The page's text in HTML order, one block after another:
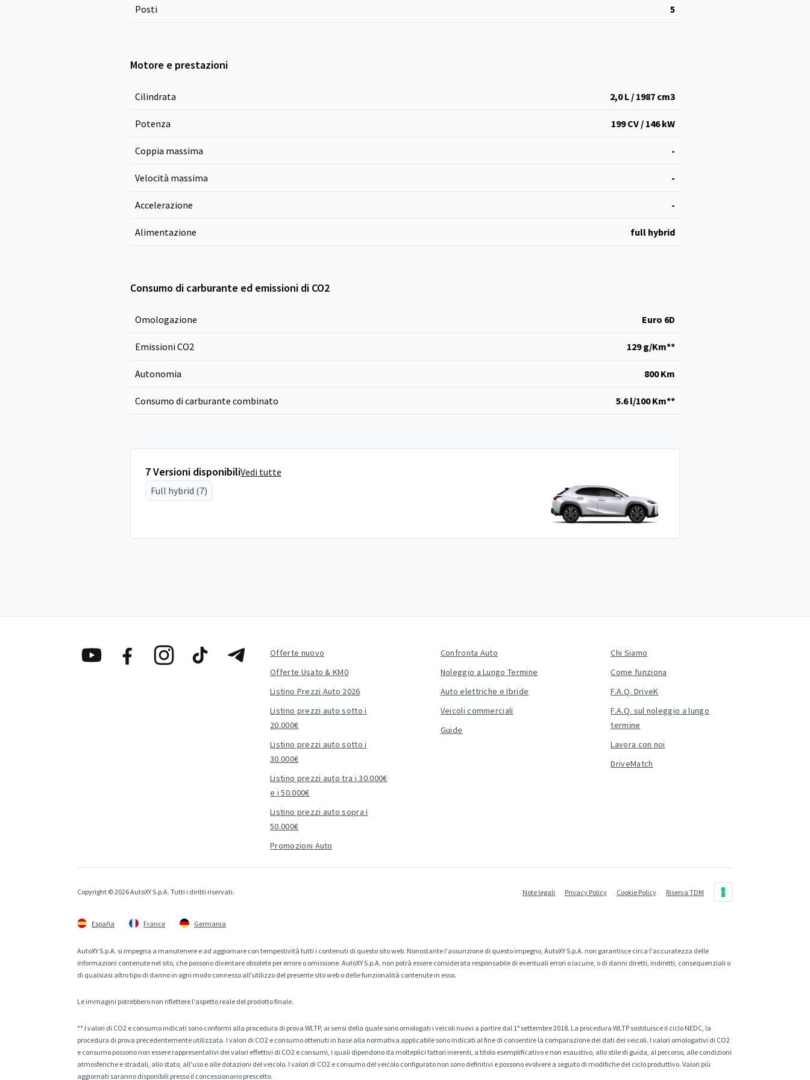
Posti 5
Motore e prestazioni
Cilindrata 2,0 L / 1987 cm3
Potenza 199 CV / 146 kW
Coppia massima -
Velocità massima -
Accelerazione -
Alimentazione full hybrid
Consumo di carburante ed emissioni di CO2
Omologazione Euro 6D
Emissioni CO2 129 g/Km**
Autonomia 800 Km
Consumo di carburante combinato 5.6 l/100 Km**
7 Versioni disponibiliVedi tutte
Full hybrid (7)
Offerte nuovo
Offerte Usato & KM0
Listino Prezzi Auto 2026
Listino prezzi auto sotto i
20.000€
Listino prezzi auto sotto i
30.000€
Listino prezzi auto tra i 30.000€
e i 50.000€
Listino prezzi auto sopra i
50.000€
Promozioni Auto
Confronta Auto
Noleggio a Lungo Termine
Auto elettriche e Ibride
Veicoli commerciali
Guide
Chi Siamo
Come funziona
F.A.Q. DriveK
F.A.Q. sul noleggio a lungo
termine
Lavora con noi
DriveMatch
Copyright © 2026 AutoXY S.p.A. Tutti i diritti riservati. Note legali Privacy Policy Cookie Policy Riserva TDM
España France Germania
AutoXY S.p.A. si impegna a manutenere e ad aggiornare con tempestività tutti i contenuti di questo sito web. Nonostante l'assunzione di questo impegno, AutoXY S.p.A. non garantisce circa l'accuratezza delle
informazioni contenute nel sito, che possono diventare obsolete per errore o omissione. AutoXY S.p.A. non potrà essere considerata responsabile di eventuali errori o lacune, o di danni diretti, indiretti, consequenziali o
di qualsiasi altro tipo di danno in ogni modo connesso all'utilizzo del presente sito web o delle funzionalità contenute in esso.
Le immagini potrebbero non riflettere l'aspetto reale del prodotto finale.
** I valori di CO2 e consumo indicati sono conformi alla procedura di prova WLTP, ai sensi della quale sono omologati i veicoli nuovi a partire dal 1° settembre 2018. La procedura WLTP sostituisce il ciclo NEDC, la
procedura di prova precedentemente utilizzata. I valori di CO2 e consumo ottenuti in base alla normativa applicabile sono indicati al fine di consentire la comparazione dei dati dei veicoli. I valori omologativi di CO2
e consumo possono non essere rappresentativi dei valori effettivi di CO2 e consumi, i quali dipendono da molteplici fattori inerenti, a titolo esemplificativo e non esaustivo, allo stile di guida, al percorso, alle condizioni
atmosferiche e stradali, allo stato, all'uso e alle dotazioni del veicolo. I valori di CO2 e consumo del veicolo configurato non sono definitivi e possono evolvere a seguito di modifiche del ciclo produttivo. Valori più
aggiornati saranno disponibili presso il concessionario prescelto.